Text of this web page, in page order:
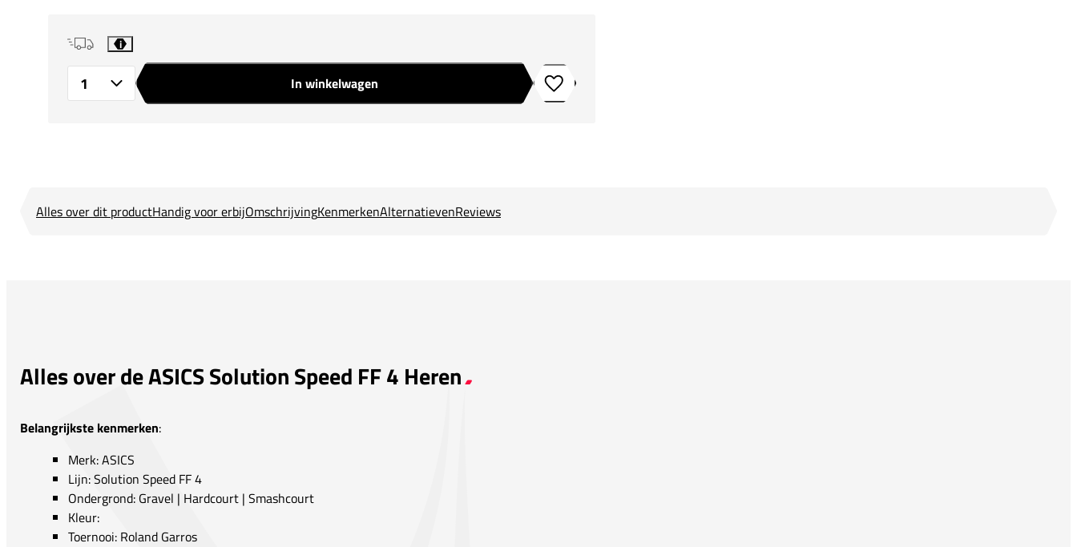
i
In winkelwagen Toevoegen aan verlanglijstje
Alles over dit productHandig voor erbijOmschrijvingKenmerkenAlternatievenReviews
Alles over de ASICS Solution Speed FF 4 Heren
Belangrijkste kenmerken:
Merk: ASICS
Lijn: Solution Speed FF 4
Ondergrond: Gravel | Hardcourt | Smashcourt
Kleur:
Toernooi: Roland Garros